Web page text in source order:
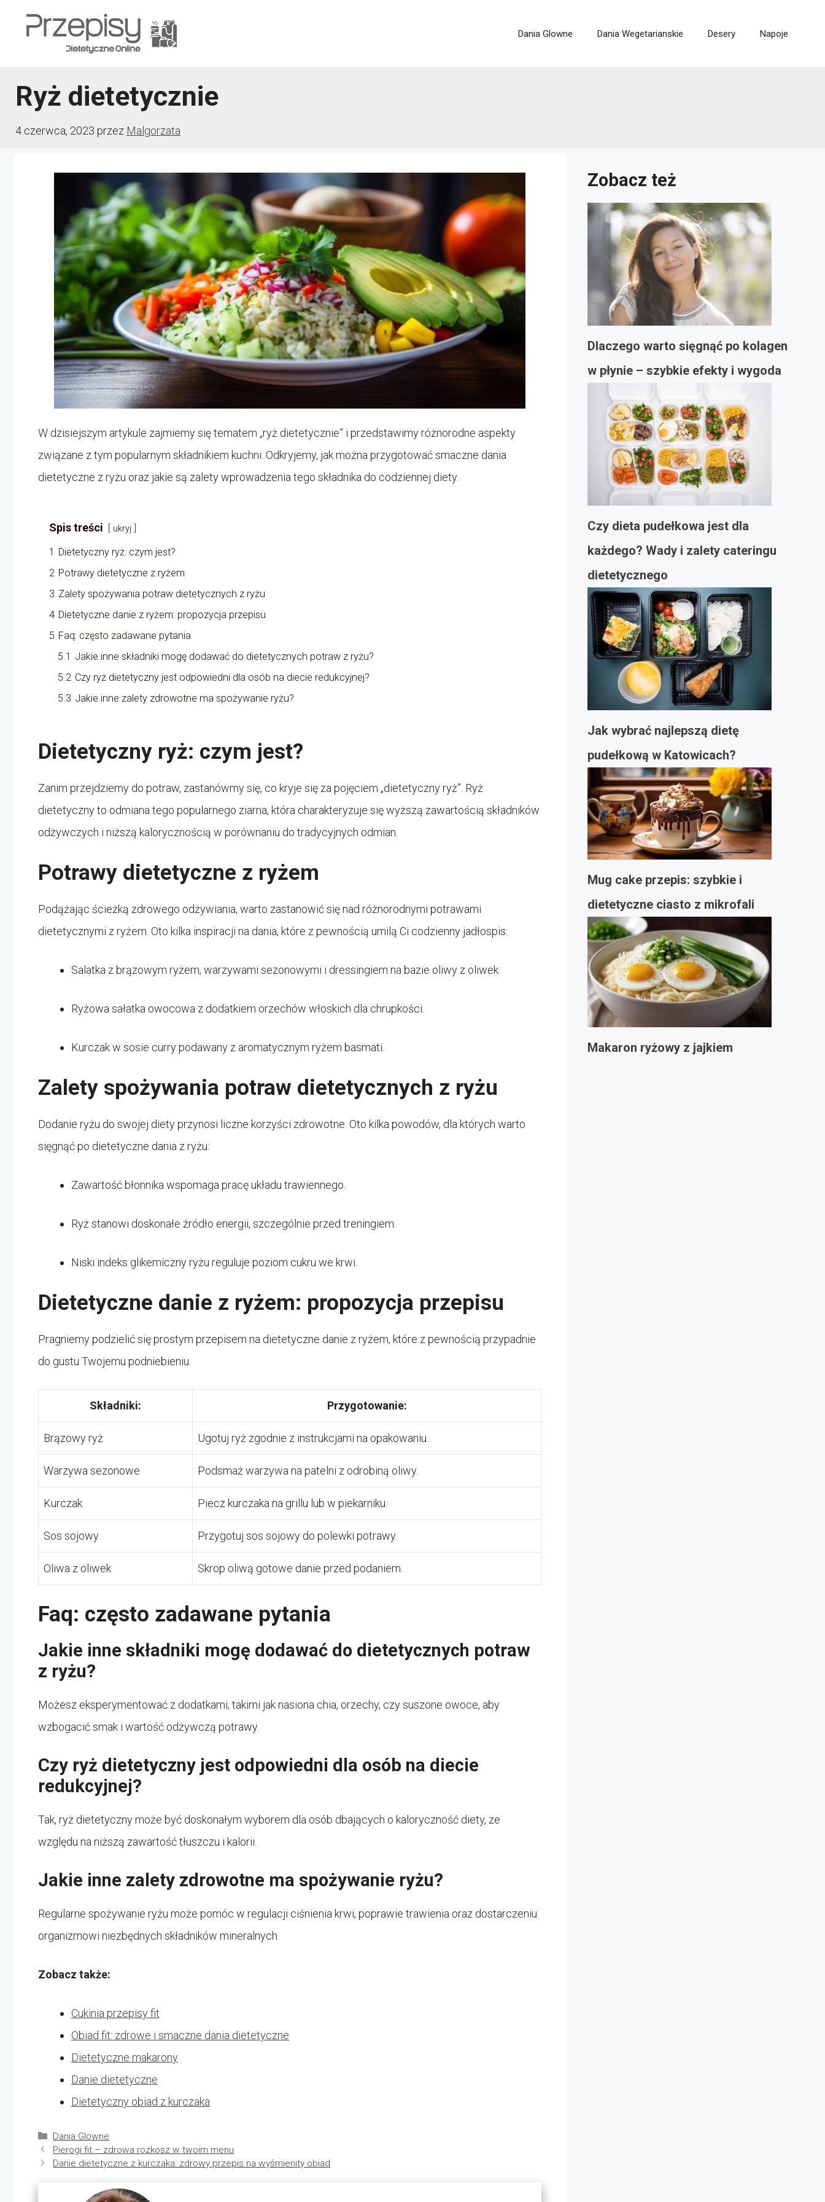
Dania Glowne Dania Wegetarianskie Desery Napoje
Ryż dietetycznie
4 czerwca, 2023 przez Malgorzata
W dzisiejszym artykule zajmiemy się tematem „ryż dietetycznie” i przedstawimy różnorodne aspekty
związane z tym popularnym składnikiem kuchni. Odkryjemy, jak można przygotować smaczne dania
dietetyczne z ryżu oraz jakie są zalety wprowadzenia tego składnika do codziennej diety.
Spis treści ukryj
1 Dietetyczny ryż: czym jest?
2 Potrawy dietetyczne z ryżem
3 Zalety spożywania potraw dietetycznych z ryżu
4 Dietetyczne danie z ryżem: propozycja przepisu
5 Faq: często zadawane pytania
5.1 Jakie inne składniki mogę dodawać do dietetycznych potraw z ryżu?
5.2 Czy ryż dietetyczny jest odpowiedni dla osób na diecie redukcyjnej?
5.3 Jakie inne zalety zdrowotne ma spożywanie ryżu?
Dietetyczny ryż: czym jest?
Zanim przejdziemy do potraw, zastanówmy się, co kryje się za pojęciem „dietetyczny ryż”. Ryż
dietetyczny to odmiana tego popularnego ziarna, która charakteryzuje się wyższą zawartością składników
odżywczych i niższą kalorycznością w porównaniu do tradycyjnych odmian.
Potrawy dietetyczne z ryżem
Podążając ścieżką zdrowego odżywiania, warto zastanowić się nad różnorodnymi potrawami
dietetycznymi z ryżem. Oto kilka inspiracji na dania, które z pewnością umilą Ci codzienny jadłospis:
Salatka z brązowym ryżem, warzywami sezonowymi i dressingiem na bazie oliwy z oliwek.
Ryżowa sałatka owocowa z dodatkiem orzechów włoskich dla chrupkości.
Kurczak w sosie curry podawany z aromatycznym ryżem basmati.
Zalety spożywania potraw dietetycznych z ryżu
Dodanie ryżu do swojej diety przynosi liczne korzyści zdrowotne. Oto kilka powodów, dla których warto
sięgnąć po dietetyczne dania z ryżu:
Zawartość błonnika wspomaga pracę układu trawiennego.
Ryż stanowi doskonałe źródło energii, szczególnie przed treningiem.
Niski indeks glikemiczny ryżu reguluje poziom cukru we krwi.
Dietetyczne danie z ryżem: propozycja przepisu
Pragniemy podzielić się prostym przepisem na dietetyczne danie z ryżem, które z pewnością przypadnie
do gustu Twojemu podniebieniu.
Składniki: Przygotowanie:
Brązowy ryż Ugotuj ryż zgodnie z instrukcjami na opakowaniu.
Warzywa sezonowe Podsmaż warzywa na patelni z odrobiną oliwy.
Kurczak Piecz kurczaka na grillu lub w piekarniku.
Sos sojowy Przygotuj sos sojowy do polewki potrawy.
Oliwa z oliwek Skrop oliwą gotowe danie przed podaniem.
Faq: często zadawane pytania
Jakie inne składniki mogę dodawać do dietetycznych potraw
z ryżu?
Możesz eksperymentować z dodatkami, takimi jak nasiona chia, orzechy, czy suszone owoce, aby
wzbogacić smak i wartość odżywczą potrawy.
Czy ryż dietetyczny jest odpowiedni dla osób na diecie
redukcyjnej?
Tak, ryż dietetyczny może być doskonałym wyborem dla osób dbających o kaloryczność diety, ze
względu na niższą zawartość tłuszczu i kalorii.
Jakie inne zalety zdrowotne ma spożywanie ryżu?
Regularne spożywanie ryżu może pomóc w regulacji ciśnienia krwi, poprawie trawienia oraz dostarczeniu
organizmowi niezbędnych składników mineralnych.
Zobacz także:
Cukinia przepisy fit
Obiad fit: zdrowe i smaczne dania dietetyczne
Dietetyczne makarony
Danie dietetyczne
Dietetyczny obiad z kurczaka
Kategorie
Dania Glowne
Pierogi fit – zdrowa rozkosz w twoim menu
Danie dietetyczne z kurczaka: zdrowy przepis na wyśmienity obiad
Zobacz też
Dlaczego warto sięgnąć po kolagen
w płynie – szybkie efekty i wygoda
Czy dieta pudełkowa jest dla
każdego? Wady i zalety cateringu
dietetycznego
Jak wybrać najlepszą dietę
pudełkową w Katowicach?
Mug cake przepis: szybkie i
dietetyczne ciasto z mikrofali
Makaron ryżowy z jajkiem